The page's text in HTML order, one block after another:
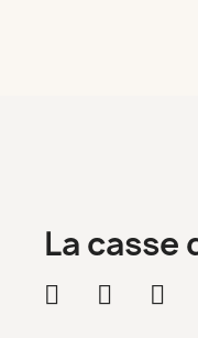
La casse